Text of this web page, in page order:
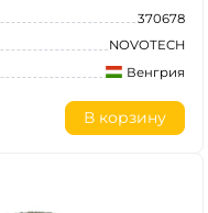
370678
NOVOTECH
Венгрия
В корзину